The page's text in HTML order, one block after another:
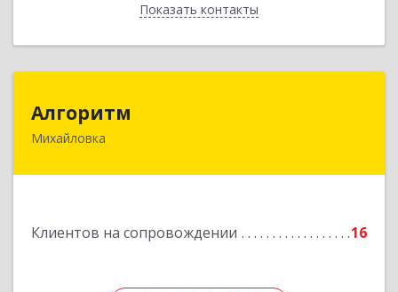
Показать контакты
Назад
Алгоритм
Михайловка
Клиентов на сопровождении 16